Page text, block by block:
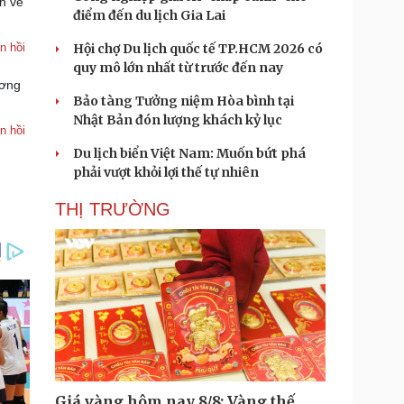
hồi
hồi
điểm đến du lịch Gia Lai
Hội chợ Du lịch quốc tế TP.HCM 2026 có
quy mô lớn nhất từ trước đến nay
Bảo tàng Tưởng niệm Hòa bình tại
Nhật Bản đón lượng khách kỷ lục
Du lịch biển Việt Nam: Muốn bứt phá
phải vượt khỏi lợi thế tự nhiên
THỊ TRƯỜNG